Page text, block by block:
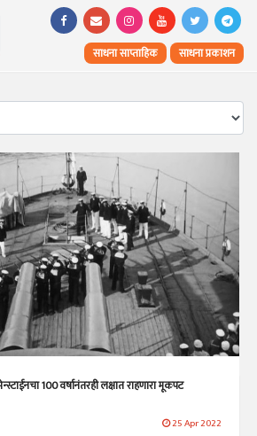
साधना साप्ताहिक साधना प्रकाशन
100 वर्षानंतरही लक्षात राहणारा मूकपट
25 Apr 2022